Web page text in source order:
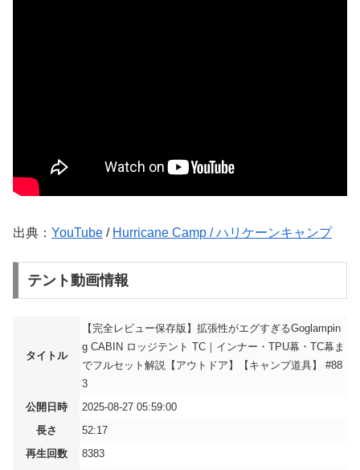
出典： YouTube / Hurricane Camp / ハリケーンキャンプ
テント動画情報
タイトル
【完全レビュー保存版】拡張性がエグすぎるGoglampin
g CABIN ロッジテント TC｜インナー・TPU幕・TC幕ま
でフルセット解説【アウトドア】【キャンプ道具】 #88
3
公開日時
2025-08-27 05:59:00
長さ
52:17
再生回数
8383